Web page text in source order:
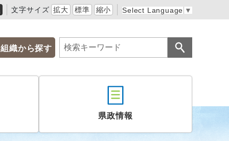
文字サイズ 拡大 標準 縮小 Select Language ▼
組織から探す
県政情報